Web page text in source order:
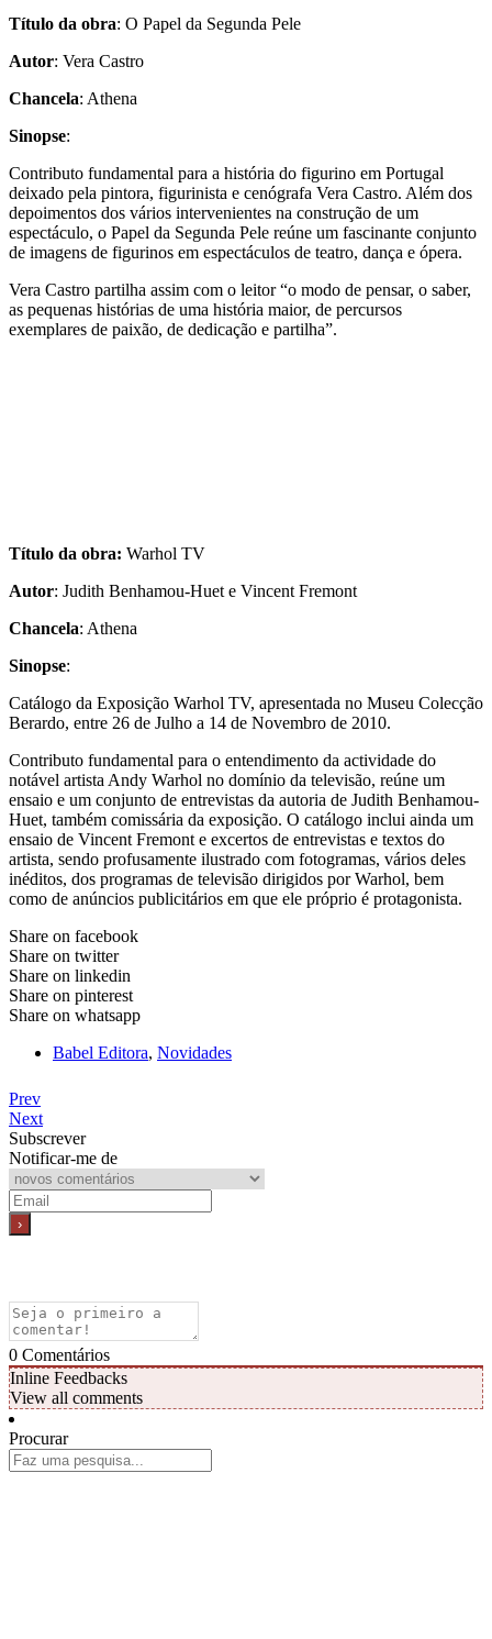
Título da obra: O Papel da Segunda Pele
Autor: Vera Castro
Chancela: Athena
Sinopse:
Contributo fundamental para a história do figurino em Portugal
deixado pela pintora, figurinista e cenógrafa Vera Castro. Além dos
depoimentos dos vários intervenientes na construção de um
espectáculo, o Papel da Segunda Pele reúne um fascinante conjunto
de imagens de figurinos em espectáculos de teatro, dança e ópera.
Vera Castro partilha assim com o leitor “o modo de pensar, o saber,
as pequenas histórias de uma história maior, de percursos
exemplares de paixão, de dedicação e partilha”.
Título da obra: Warhol TV
Autor: Judith Benhamou-Huet e Vincent Fremont
Chancela: Athena
Sinopse:
Catálogo da Exposição Warhol TV, apresentada no Museu Colecção
Berardo, entre 26 de Julho a 14 de Novembro de 2010.
Contributo fundamental para o entendimento da actividade do
notável artista Andy Warhol no domínio da televisão, reúne um
ensaio e um conjunto de entrevistas da autoria de Judith Benhamou-
Huet, também comissária da exposição. O catálogo inclui ainda um
ensaio de Vincent Fremont e excertos de entrevistas e textos do
artista, sendo profusamente ilustrado com fotogramas, vários deles
inéditos, dos programas de televisão dirigidos por Warhol, bem
como de anúncios publicitários em que ele próprio é protagonista.
Share on facebook
Share on twitter
Share on linkedin
Share on pinterest
Share on whatsapp
Babel Editora, Novidades
Prev
Next
Subscrever
Notificar-me de
0 Comentários
Inline Feedbacks
View all comments
Procurar